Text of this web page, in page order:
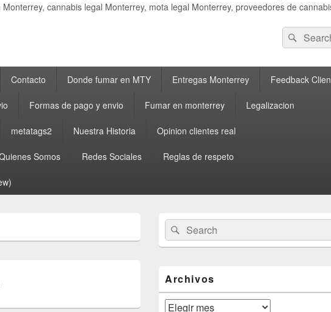
cannabis legal Monterrey, mota legal Monterrey, proveedores de
Search
for:
Search
Contacto Donde fumar en MTY Entregas Monterrey Feedback
Formas de pago y envio Fumar en monterrey Legalizacion
metatags2 Nuestra Historia Opinion clientes real
Somos Redes Sociales Reglas de respeto
Primary
Sidebar
Widget
Area
Search
for:
Search
Archivos
Archivos